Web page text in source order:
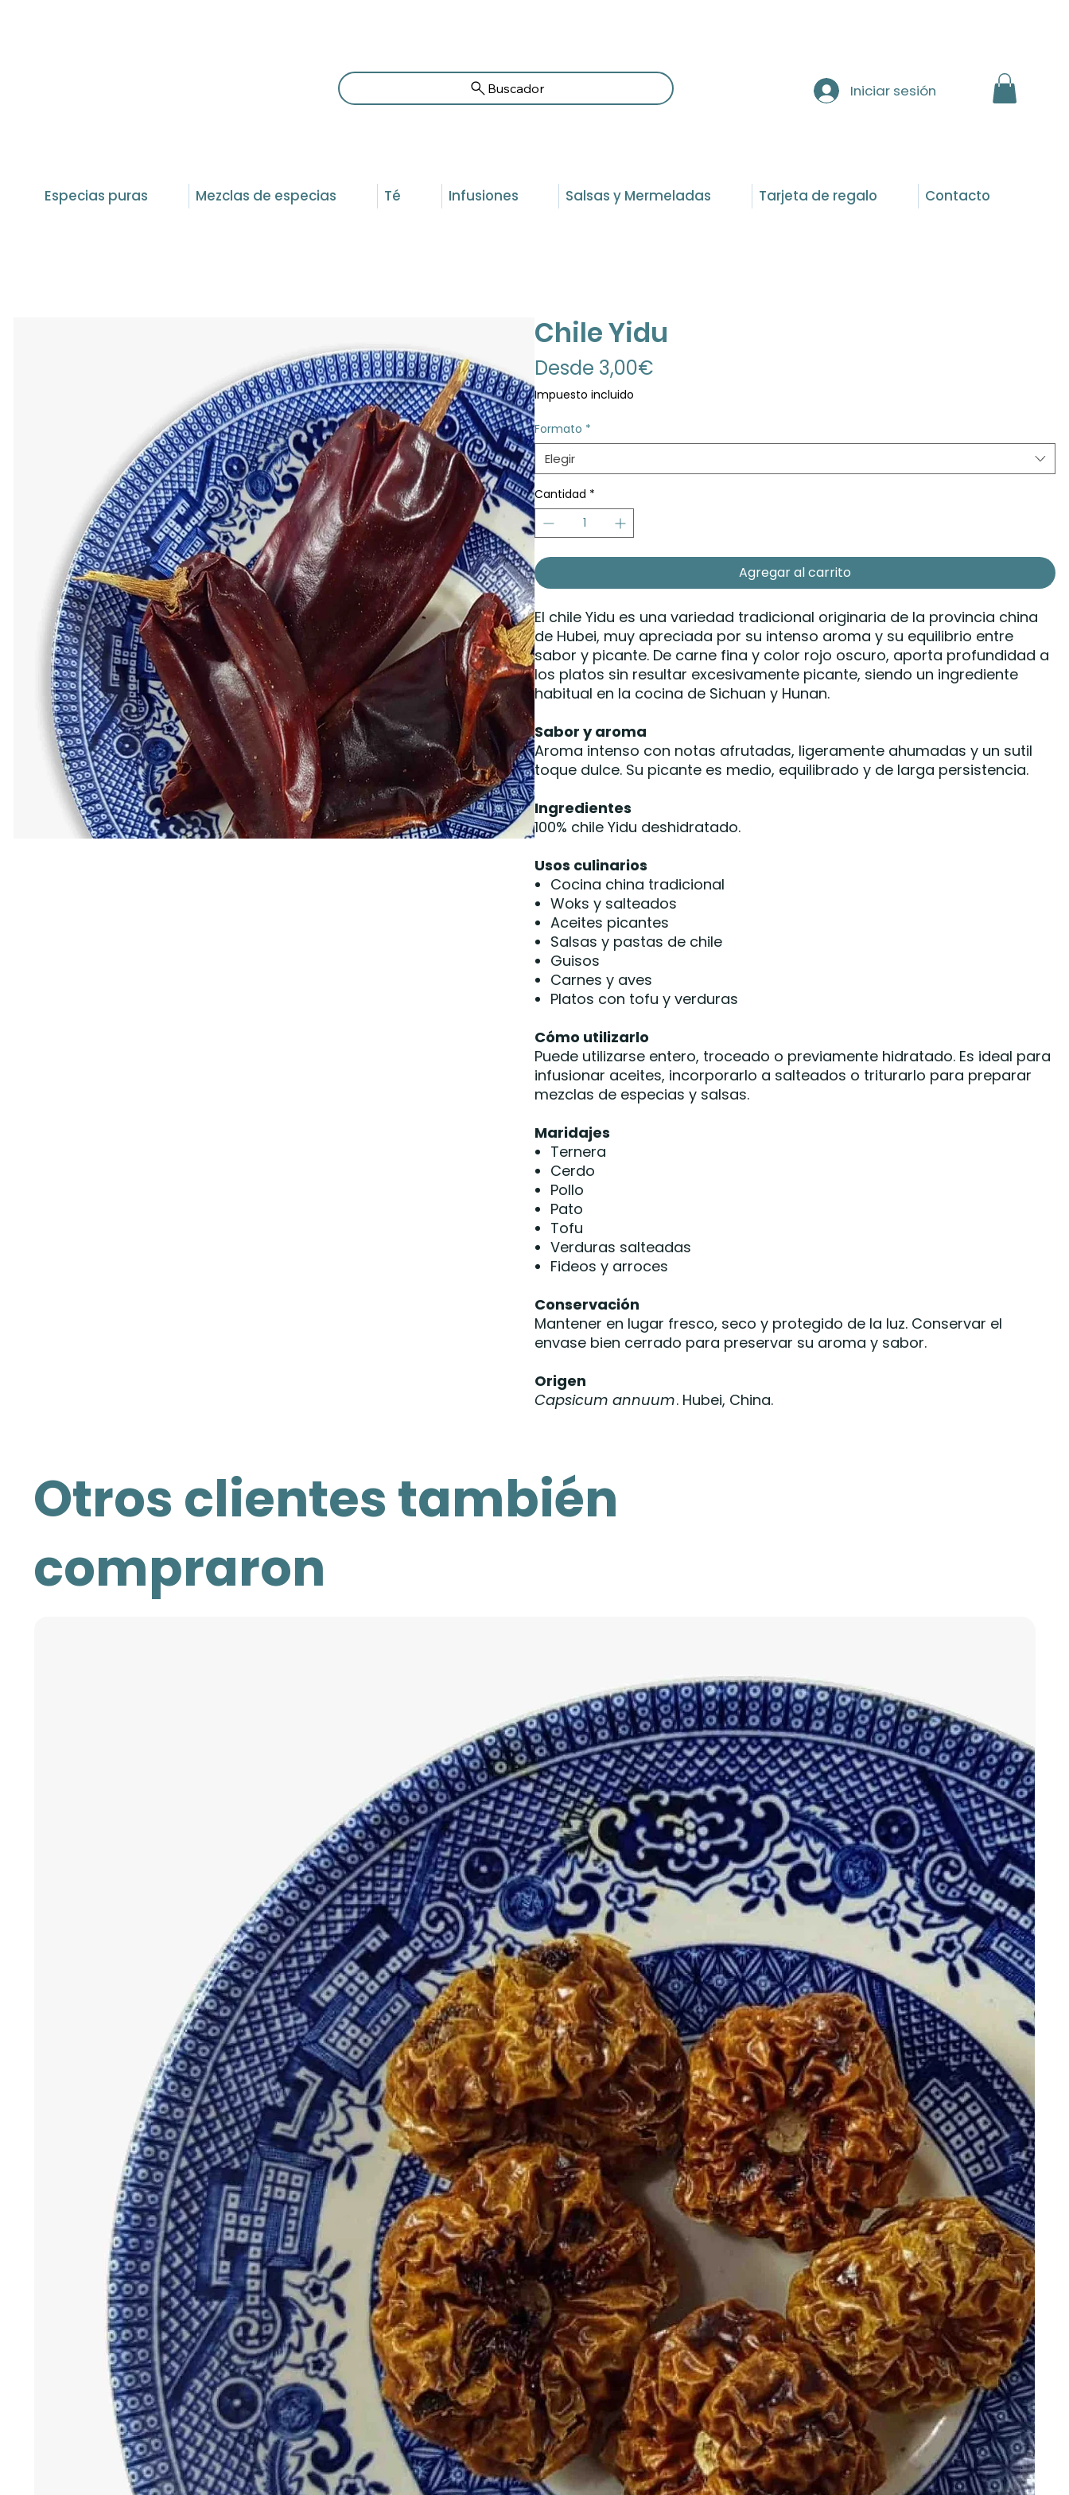
Especias puras Mezclas de especias Té Infusiones Salsas y Mermeladas Tarjeta de regalo Contacto
Buscador Iniciar sesión
Chile Yidu
Desde 3,00€
Impuesto incluido
Formato *
Elegir
Cantidad *
Agregar al carrito
El chile Yidu es una variedad tradicional originaria de la provincia china
de Hubei, muy apreciada por su intenso aroma y su equilibrio entre
sabor y picante. De carne fina y color rojo oscuro, aporta profundidad a
los platos sin resultar excesivamente picante, siendo un ingrediente
habitual en la cocina de Sichuan y Hunan.
Sabor y aroma
Aroma intenso con notas afrutadas, ligeramente ahumadas y un sutil
toque dulce. Su picante es medio, equilibrado y de larga persistencia.
Ingredientes
100% chile Yidu deshidratado.
Usos culinarios
Cocina china tradicional
Woks y salteados
Aceites picantes
Salsas y pastas de chile
Guisos
Carnes y aves
Platos con tofu y verduras
Cómo utilizarlo
Puede utilizarse entero, troceado o previamente hidratado. Es ideal para
infusionar aceites, incorporarlo a salteados o triturarlo para preparar
mezclas de especias y salsas.
Maridajes
Ternera
Cerdo
Pollo
Pato
Tofu
Verduras salteadas
Fideos y arroces
Conservación
Mantener en lugar fresco, seco y protegido de la luz. Conservar el
envase bien cerrado para preservar su aroma y sabor.
Origen
Capsicum annuum. Hubei, China.
Otros clientes también
compraron